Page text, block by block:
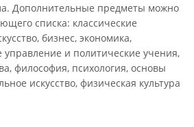
Дополнительные предметы можно
списка: классические
бизнес, экономика,
управление и политические учения,
философия, психология, основы
искусство, физическая культура